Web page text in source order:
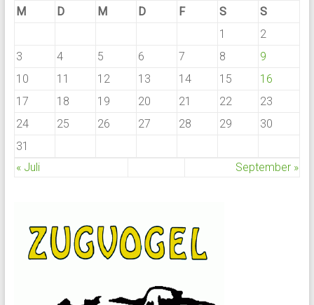
M
D M D F S
S
1
2
3
4 5 6 7 8
9
10
11 12 13 14 15
16
17
18 19 20 21 22
23
24
25 26 27 28 29
30
31
« Juli
September »